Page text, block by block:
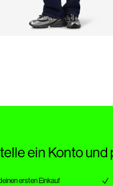
ein Konto
ersten Einkauf